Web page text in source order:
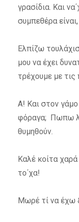
γρασίδια. Και
συμπεθέρα
Ελπίζω
μου να έχει
τρέχουμε με
Α! Και στον γάμο
φόραγα; Πωπω
θυμηθούν.
Καλέ κοίτα
το΄χα!
Μωρέ τί να έχω